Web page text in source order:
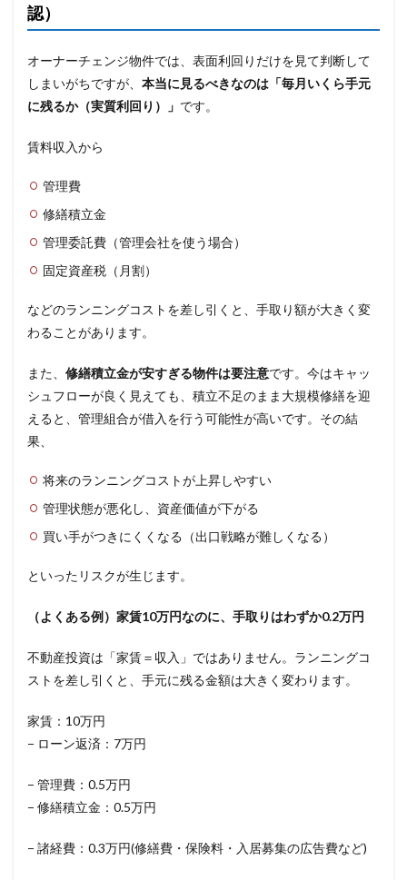
認）
オーナーチェンジ物件では、表面利回りだけを見て判断して
しまいがちですが、 本当に見るべきなのは「毎月いくら手元
に残るか（実質利回り）」 です。
賃料収入から
管理費
修繕積立金
管理委託費（管理会社を使う場合）
固定資産税（月割）
などのランニングコストを差し引くと、手取り額が大きく変
わることがあります。
また、 修繕積立金が安すぎる物件は要注意です。今はキャッ
シュフローが良く見えても、積立不足のまま大規模修繕を迎
えると、管理組合が借入を行う可能性が高いです。その結
果、
将来のランニングコストが上昇しやすい
管理状態が悪化し、資産価値が下がる
買い手がつきにくくなる（出口戦略が難しくなる）
といったリスクが生じます。
（よくある例）家賃10万円なのに、手取りはわずか0.2万円
不動産投資は「家賃＝収入」ではありません。ランニングコ
ストを差し引くと、手元に残る金額は大きく変わります。
家賃：10万円
− ローン返済：7万円
− 管理費：0.5万円
− 修繕積立金：0.5万円
− 諸経費：0.3万円(修繕費・保険料・入居募集の広告費など)